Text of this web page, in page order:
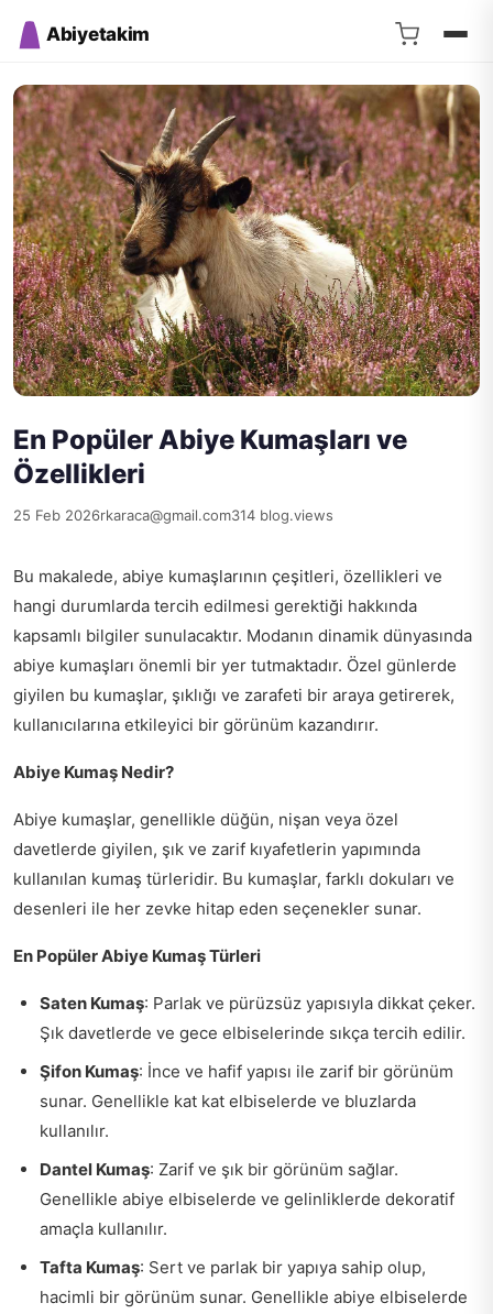
Abiyetakim
En Popüler Abiye Kumaşları ve
Özellikleri
25 Feb 2026rkaraca@gmail.com314 blog.views
Bu makalede, abiye kumaşlarının çeşitleri, özellikleri ve
hangi durumlarda tercih edilmesi gerektiği hakkında
kapsamlı bilgiler sunulacaktır. Modanın dinamik dünyasında
abiye kumaşları önemli bir yer tutmaktadır. Özel günlerde
giyilen bu kumaşlar, şıklığı ve zarafeti bir araya getirerek,
kullanıcılarına etkileyici bir görünüm kazandırır.
Abiye Kumaş Nedir?
Abiye kumaşlar, genellikle düğün, nişan veya özel
davetlerde giyilen, şık ve zarif kıyafetlerin yapımında
kullanılan kumaş türleridir. Bu kumaşlar, farklı dokuları ve
desenleri ile her zevke hitap eden seçenekler sunar.
En Popüler Abiye Kumaş Türleri
Saten Kumaş: Parlak ve pürüzsüz yapısıyla dikkat çeker.
Şık davetlerde ve gece elbiselerinde sıkça tercih edilir.
Şifon Kumaş: İnce ve hafif yapısı ile zarif bir görünüm
sunar. Genellikle kat kat elbiselerde ve bluzlarda
kullanılır.
Dantel Kumaş: Zarif ve şık bir görünüm sağlar.
Genellikle abiye elbiselerde ve gelinliklerde dekoratif
amaçla kullanılır.
Tafta Kumaş: Sert ve parlak bir yapıya sahip olup,
hacimli bir görünüm sunar. Genellikle abiye elbiselerde